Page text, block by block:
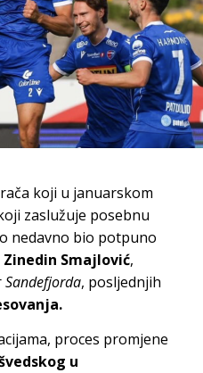
koji u januarskom
zaslužuje posebnu
nedavno bio potpuno
Zinedin Smajlović,
Sandefjorda, posljednjih
proces promjene
u